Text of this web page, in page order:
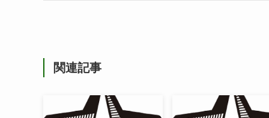
関連記事